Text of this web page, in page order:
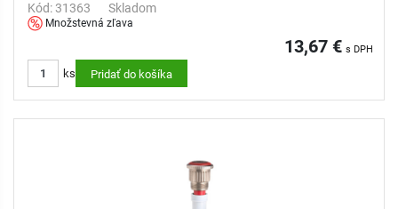
tvorbou hmly
- Vymeniteľné filtračné sitko zabraňuje upchatiu trysky
Kód: 31363 Skladom
Množstevná zľava
13,67 € s DPH
ks Pridať do košíka